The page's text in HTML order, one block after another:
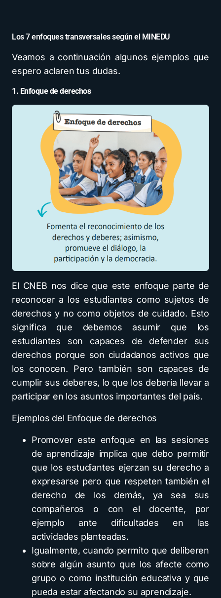
Los 7 enfoques transversales según el MINEDU
Veamos a continuación algunos ejemplos que
espero aclaren tus dudas.
1. Enfoque de derechos
El CNEB nos dice que este enfoque parte de
reconocer a los estudiantes como sujetos de
derechos y no como objetos de cuidado. Esto
significa que debemos asumir que los
estudiantes son capaces de defender sus
derechos porque son ciudadanos activos que
los conocen. Pero también son capaces de
cumplir sus deberes, lo que los debería llevar a
participar en los asuntos importantes del país.
Ejemplos del Enfoque de derechos
Promover este enfoque en las sesiones
de aprendizaje implica que debo permitir
que los estudiantes ejerzan su derecho a
expresarse pero que respeten también el
derecho de los demás, ya sea sus
compañeros o con el docente, por
ejemplo ante dificultades en las
actividades planteadas.
Igualmente, cuando permito que deliberen
sobre algún asunto que los afecte como
grupo o como institución educativa y que
pueda estar afectando su aprendizaje.